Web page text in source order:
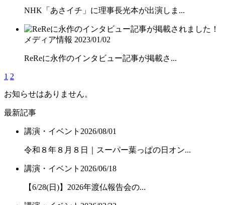
NHK「あさイチ」に理事長光本が出演しま...
メディア情報 2023/01/02
ReReに永作のインタビュー記事が掲載さ...
1 2
お知らせはありません。
最新記事
講演・イベント 2026/08/01
令和８年８月８日｜スーパー葉っぱの日オン...
講演・イベント 2026/06/18
【6/28(日)】2026年渡仏報告会の...